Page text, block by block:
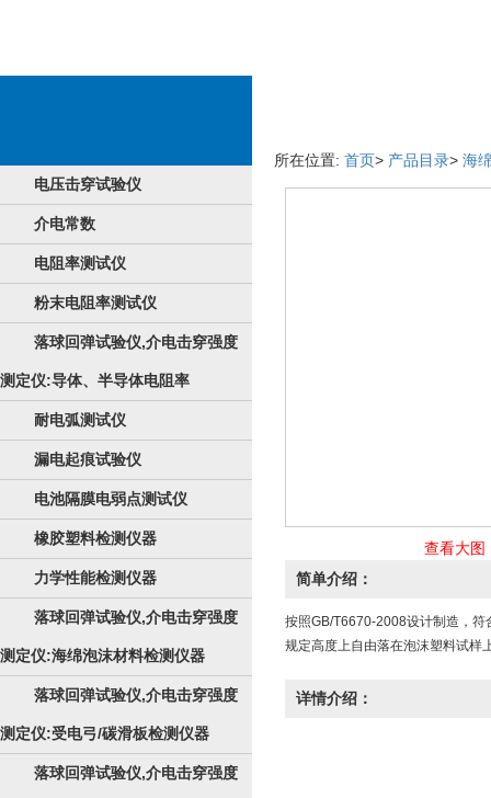
电压击穿试验仪
介电常数
电阻率测试仪
粉末电阻率测试仪
落球回弹试验仪,介电击穿强度
测定仪:导体、半导体电阻率
耐电弧测试仪
漏电起痕试验仪
电池隔膜电弱点测试仪
橡胶塑料检测仪器
力学性能检测仪器
落球回弹试验仪,介电击穿强度
测定仪:海绵泡沫材料检测仪器
落球回弹试验仪,介电击穿强度
测定仪:受电弓/碳滑板检测仪器
落球回弹试验仪,介电击穿强度
所在位置: 首页> 产品目录> 海
查看大图
简单介绍：
按照GB/T6670-2008设计制造，
规定高度上自由落在泡沫塑料试样
详情介绍：